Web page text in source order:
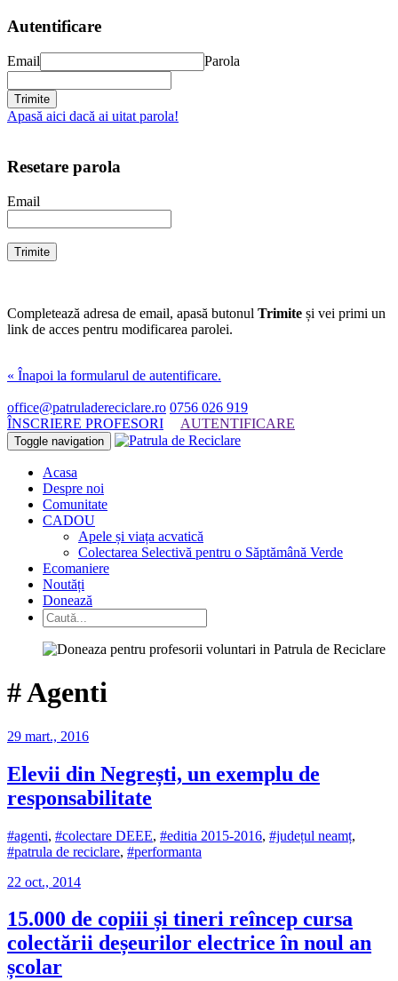
Autentificare
Email Parola
Apasă aici dacă ai uitat parola!
Resetare parola
Email
Completează adresa de email, apasă butonul Trimite și vei primi un
link de acces pentru modificarea parolei.
« Înapoi la formularul de autentificare.
office@patruladereciclare.ro 0756 026 919
ÎNSCRIERE PROFESORI
AUTENTIFICARE
Toggle navigation
Acasa
Despre noi
Comunitate
CADOU
Apele și viața acvatică
Colectarea Selectivă pentru o Săptămână Verde
Ecomaniere
Noutăți
Donează
#Agenti
29 mart., 2016
Elevii din Negrești, un exemplu de
responsabilitate
#agenti, #colectare DEEE, #editia 2015-2016, #județul neamț,
#patrula de reciclare, #performanta
22 oct., 2014
15.000 de copiii și tineri reîncep cursa
colectării deșeurilor electrice în noul an
școlar